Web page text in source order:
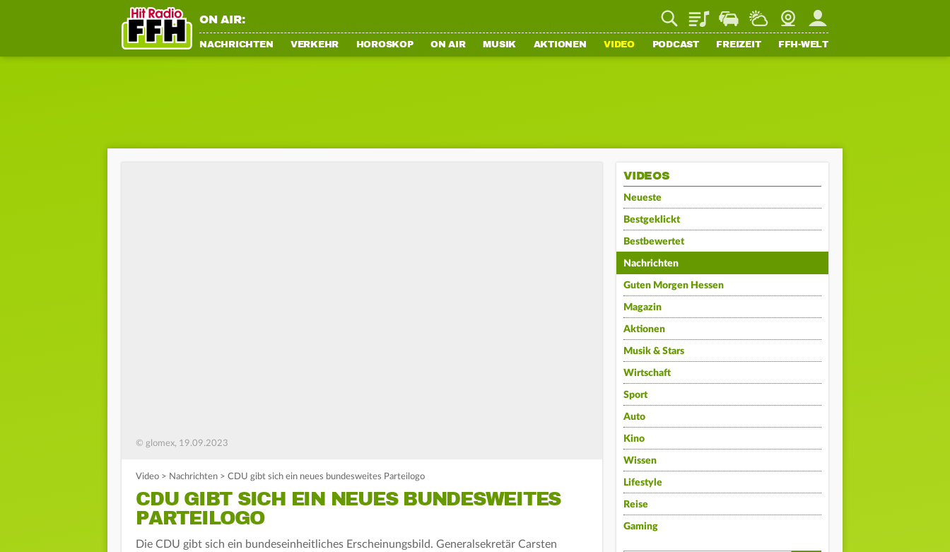
ON AIR: PlaylistStaupilotWetterWebcamMein FFH
NACHRICHTEN VERKEHR HOROSKOP ON AIR MUSIK AKTIONEN VIDEO PODCAST FREIZEIT FFH-WELT
© glomex, 19.09.2023
Video > Nachrichten > CDU gibt sich ein neues bundesweites Parteilogo
CDU GIBT SICH EIN NEUES BUNDESWEITES
PARTEILOGO
Die CDU gibt sich ein bundeseinheitliches Erscheinungsbild. Generalsekretär Carsten
VIDEOS
Neueste
Bestgeklickt
Bestbewertet
Nachrichten
Guten Morgen Hessen
Magazin
Aktionen
Musik & Stars
Wirtschaft
Sport
Auto
Kino
Wissen
Lifestyle
Reise
Gaming